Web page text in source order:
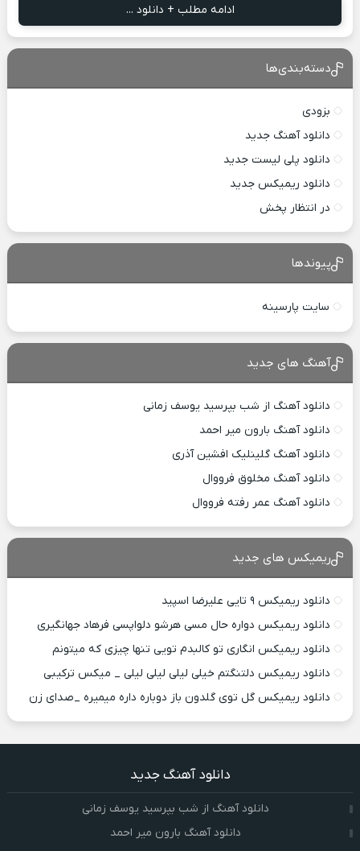
ادامه مطلب + دانلود ...
دسته‌بندی‌ها
بزودی
دانلود آهنگ جدید
دانلود پلی لیست جدید
دانلود ریمیکس جدید
در انتظار پخش
پیوندها
سایت پارسینه
آهنگ های جدید
دانلود آهنگ از شب بپرسید یوسف زمانی
دانلود آهنگ بارون میر احمد
دانلود آهنگ گلینلیک افشین آذری
دانلود آهنگ مخلوق فرووال
دانلود آهنگ عمر رفته فرووال
ریمیکس های جدید
دانلود ریمیکس ۹ تایی علیرضا اسپید
دانلود ریمیکس دواره حال مسی هرشو دلواپسی فرهاد جهانگیری
دانلود ریمیکس انگاری تو کالبدم تویی تنها چیزی که میتونم
دانلود ریمیکس دلتنگتم خیلی لیلی لیلی لیلی _ میکس ترکیبی
دانلود ریمیکس گل توی گلدون باز دوباره داره میمیره _صدای زن
دانلود آهنگ جدید
دانلود آهنگ از شب بپرسید یوسف زمانی
دانلود آهنگ بارون میر احمد